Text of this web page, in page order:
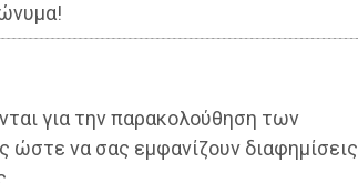
για την παρακολούθηση των
να σας εμφανίζουν διαφημίσεις